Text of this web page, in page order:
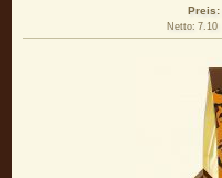
Preis:
Netto: 7.10